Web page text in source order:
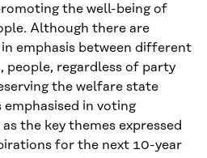
the well-being of
Although there are
emphasis between different
people, regardless of party
the welfare state
in voting
the key themes expressed
for the next 10-year